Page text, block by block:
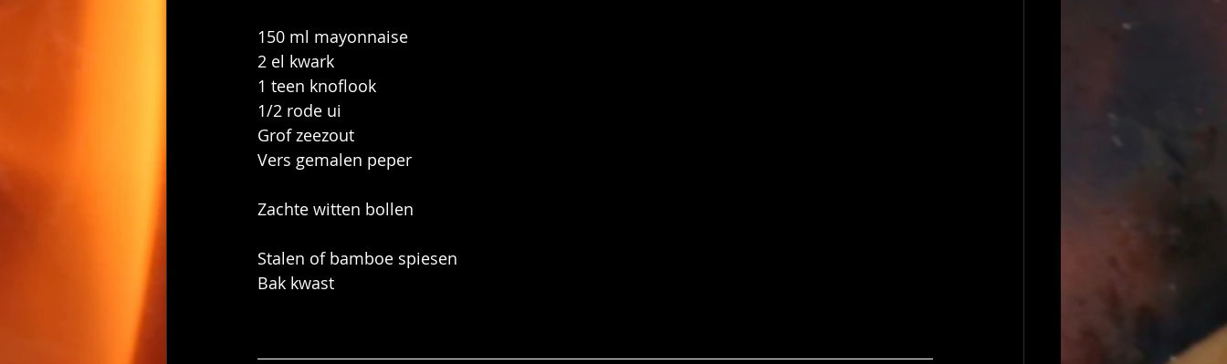
150 ml mayonnaise
2 el kwark
1 teen knoflook
1/2 rode ui
Grof zeezout
Vers gemalen peper
Zachte witten bollen
Stalen of bamboe spiesen
Bak kwast